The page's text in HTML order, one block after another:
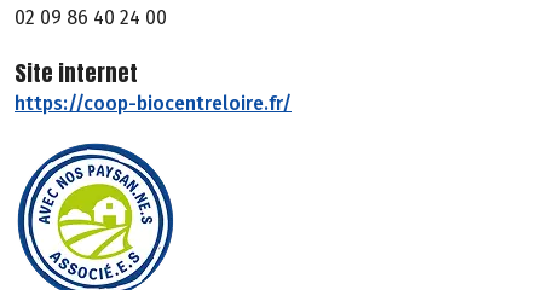
02 09 86 40 24 00
Site internet
https://coop-biocentreloire.fr/